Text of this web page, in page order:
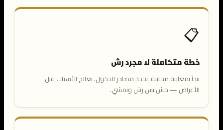
📋
خطة متكاملة لا مجرد رش
نبدأ بمعاينة مجانية، نحدد مصادر الدخول، نعالج الأسباب قبل
الأعراض — مش بس رش ونمشي.